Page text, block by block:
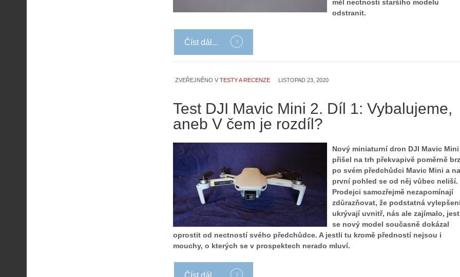
měl nectnosti staršího modelu
odstranit.
Číst dál...
ZVEŘEJNĚNO V TESTY A RECENZE LISTOPAD 23, 2020
Test DJI Mavic Mini 2. Díl 1: Vybalujeme,
aneb V čem je rozdíl?
Nový miniaturní dron DJI Mavic Mini
přišel na trh překvapivě poměrně
po svém předchůdci Mavic Mini a na
první pohled se od něj vůbec neliší.
Prodejci samozřejmě nezapomínají
zdůrazňovat, že podstatná
ukrývají uvnitř, nás ale zajímalo,
se nový model současně dokázal
oprostit od nectností svého předchůdce. A jestli tu kromě předností nejsou i
mouchy, o kterých se v prospektech nerado mluví.
Číst dál...